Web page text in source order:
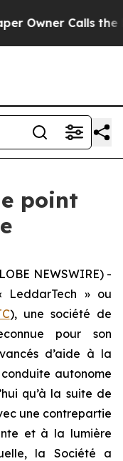
Calls the
point
NEWSWIRE) -
» ou
), une société de
pour son
d’aide à la
autonome
qu’à la suite de
une contrepartie
et à la lumière
la Société a